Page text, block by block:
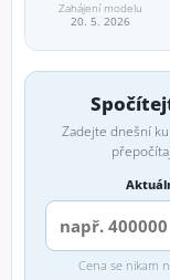
Zahájení modelu
20. 5. 2026
Zadejte dnešní
Cena se nikam